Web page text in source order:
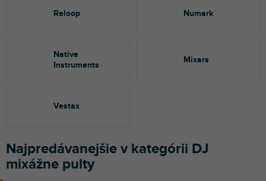
Reloop Numark
Native
Instruments
Mixars
Vestax
Najpredávanejšie v kategórii DJ
mixážne pulty